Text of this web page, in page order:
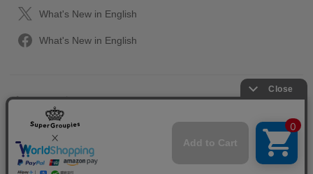
What's New in English
What's New in English
プライバシーポリシー
特定取引に関する法律
会社情報/採用情報